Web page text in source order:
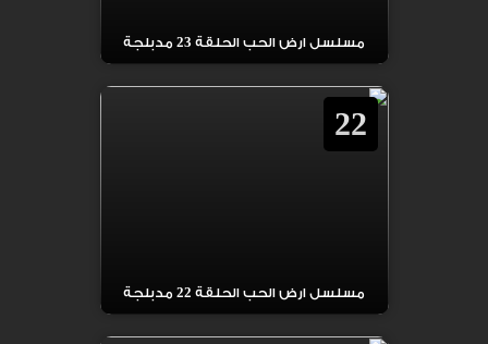
مسلسل ارض الحب الحلقة 23 مدبلجة
22
مسلسل ارض الحب الحلقة 22 مدبلجة